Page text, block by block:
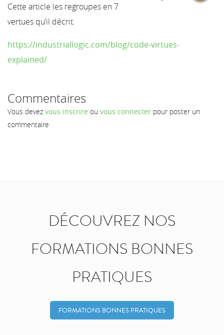
Cette article les regroupes en 7
vertues qu’il décrit.
https://industriallogic.com/blog/code-virtues-
explained/
Commentaires
Vous devez vous inscrire ou vous connecter pour poster un
commentaire
DÉCOUVREZ NOS
FORMATIONS BONNES
PRATIQUES
FORMATIONS BONNES PRATIQUES